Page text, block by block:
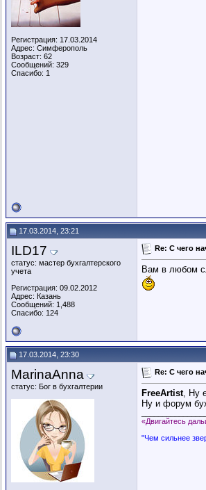
Регистрация: 17.03.2014
Адрес: Симферополь
Возраст: 62
Сообщений: 329
Спасибо: 1
17.03.2014, 23:21
ILD17
статус: мастер бухгалтерского
учета
Регистрация: 09.02.2012
Адрес: Казань
Сообщений: 1,488
Спасибо: 124
Re: C чего
Вам в любом
17.03.2014, 23:30
MarinaAnna
статус: Бог в бухгалтерии
Re: C чего
FreeArtist, Ну
Ну и форум
«Двигайтесь
"Чем сильнее